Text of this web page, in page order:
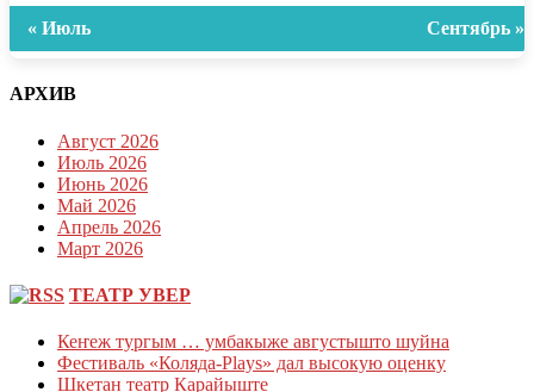
« Июль Сентябрь »
АРХИВ
Август 2026
Июль 2026
Июнь 2026
Май 2026
Апрель 2026
Март 2026
ТЕАТР УВЕР
Кеҥеж тургым … умбакыже августышто шуйна
Фестиваль «Коляда-Plays» дал высокую оценку
Шкетан театр Карайыште